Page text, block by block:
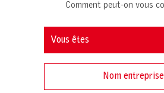
Comment peut-on vous